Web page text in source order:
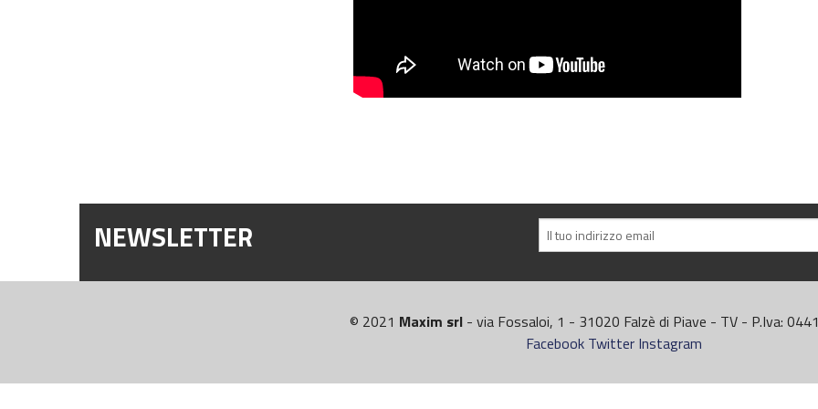
NEWSLETTER
© 2021 Maxim srl - via Fossaloi, 1 - 31020 Falzè di Piave - TV - P.Iva:
Facebook Twitter Instagram